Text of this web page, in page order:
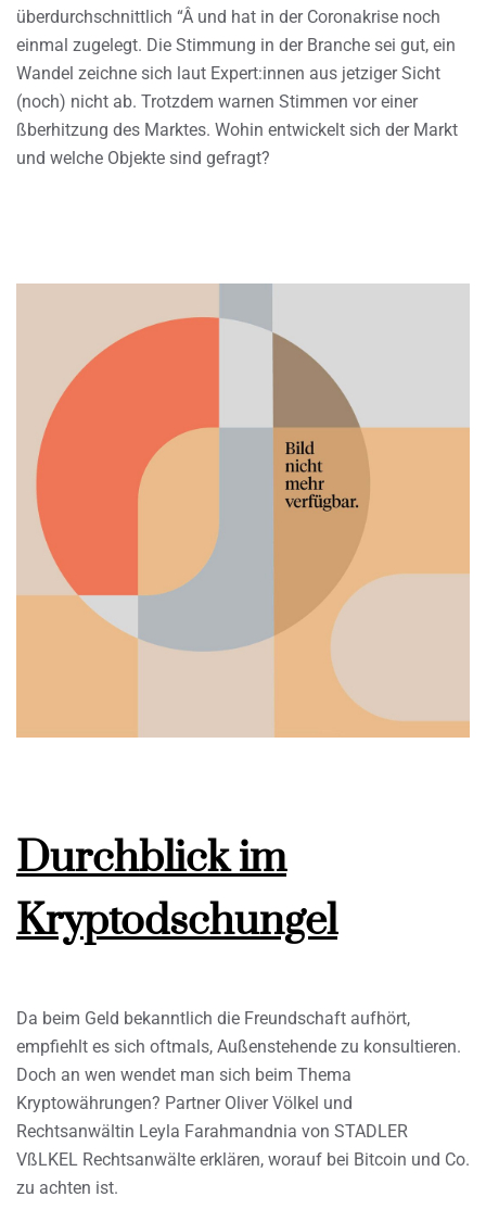
überdurchschnittlich “Â und hat in der Coronakrise noch
einmal zugelegt. Die Stimmung in der Branche sei gut, ein
Wandel zeichne sich laut Expert:innen aus jetziger Sicht
(noch) nicht ab. Trotzdem warnen Stimmen vor einer
ßberhitzung des Marktes. Wohin entwickelt sich der Markt
und welche Objekte sind gefragt?
Durchblick im
Kryptodschungel
Da beim Geld bekanntlich die Freundschaft aufhört,
empfiehlt es sich oftmals, Außenstehende zu konsultieren.
Doch an wen wendet man sich beim Thema
Kryptowährungen? Partner Oliver Völkel und
Rechtsanwältin Leyla Farahmandnia von STADLER
VßLKEL Rechtsanwälte erklären, worauf bei Bitcoin und Co.
zu achten ist.